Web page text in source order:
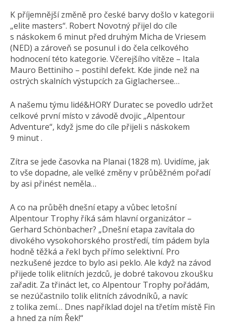
K příjemnější změně pro české barvy došlo v kategorii
„elite masters“. Robert Novotný přijel do cíle
s náskokem 6 minut před druhým Micha de Vriesem
(NED) a zároveň se posunul i do čela celkového
hodnocení této kategorie. Včerejšího vítěze – Itala
Mauro Bettiniho – postihl defekt. Kde jinde než na
ostrých skalních výstupcích za Giglachersee…
A našemu týmu lidé&HORY Duratec se povedlo udržet
celkové první místo v závodě dvojic „Alpentour
Adventure“, když jsme do cíle přijeli s náskokem
9 minut .
Zítra se jede časovka na Planai (1828 m). Uvidíme, jak
to vše dopadne, ale velké změny v průběžném pořadí
by asi přinést neměla…
A co na průběh dnešní etapy a vůbec letošní
Alpentour Trophy říká sám hlavní organizátor –
Gerhard Schönbacher? „Dnešní etapa zavítala do
divokého vysokohorského prostředí, tím pádem byla
hodně těžká a řekl bych přímo selektivní. Pro
nezkušené jezdce to bylo asi peklo. Ale když na závod
přijede tolik elitních jezdců, je dobré takovou zkoušku
zařadit. Za třináct let, co Alpentour Trophy pořádám,
se nezúčastnilo tolik elitních závodníků, a navíc
z tolika zemí… Dnes například dojel na třetím místě Fin
a hned za ním Řek!“